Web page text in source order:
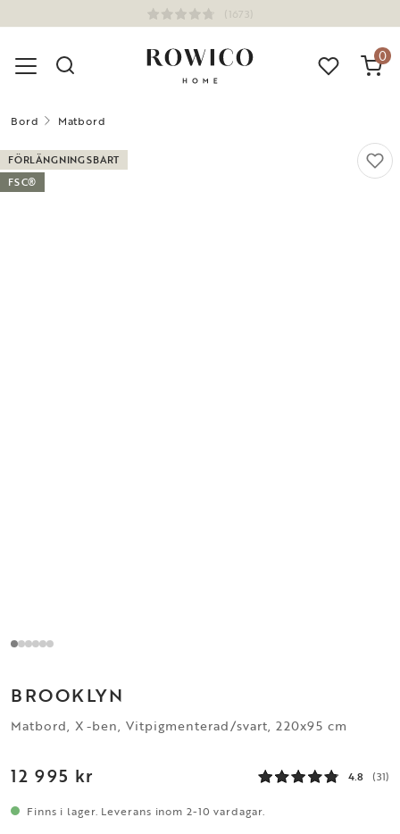
(1673)
0
Bord Matbord
FÖRLÄNGNINGSBART
FSC®
BROOKLYN
Matbord, X-ben, Vitpigmenterad/svart, 220x95 cm
12 995 kr 4.8 (31)
Finns i lager. Leverans inom 2-10 vardagar.